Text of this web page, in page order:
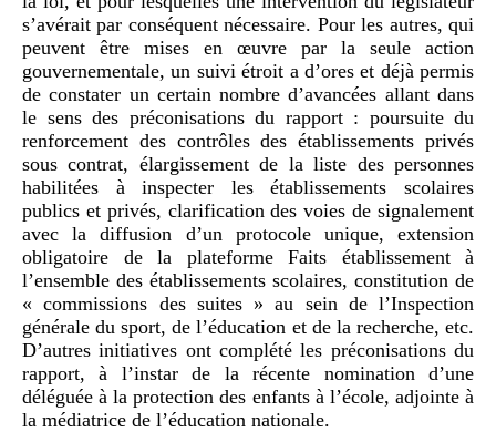
s’avérait par conséquent nécessaire. Pour les autres, qui
peuvent être mises en œuvre par la seule action
gouvernementale, un suivi étroit a d’ores et déjà permis
de constater un certain nombre d’avancées allant dans
le sens des préconisations du rapport : poursuite du
renforcement des contrôles des établissements privés
sous contrat, élargissement de la liste des personnes
habilitées à inspecter les établissements scolaires
publics et privés, clarification des voies de signalement
avec la diffusion d’un protocole unique, extension
obligatoire de la plateforme Faits établissement à
l’ensemble des établissements scolaires, constitution de
« commissions des suites » au sein de l’Inspection
générale du sport, de l’éducation et de la recherche, etc.
D’autres initiatives ont complété les préconisations du
rapport, à l’instar de la récente nomination d’une
déléguée à la protection des enfants à l’école, adjointe à
la médiatrice de l’éducation nationale.